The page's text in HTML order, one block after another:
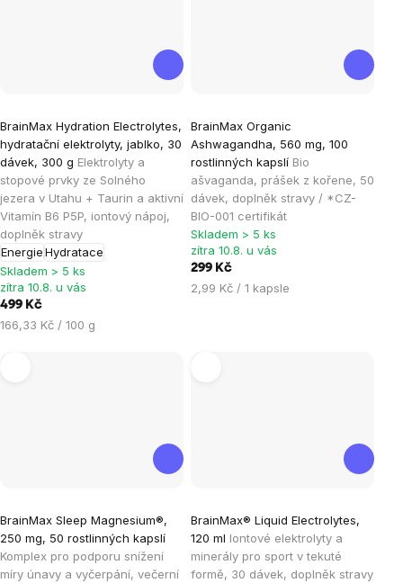
BrainMax Hydration Electrolytes,
hydratační elektrolyty, jablko, 30
dávek, 300 g Elektrolyty a
stopové prvky ze Solného
jezera v Utahu + Taurin a aktivní
Vitamín B6 P5P, iontový nápoj,
doplněk stravy
EnergieHydratace
hodnocení
produktu
je
4,8
z
5
hvězdiček.
Skladem > 5 ks
zítra 10.8. u vás
499 Kč
Měrná
166,33 Kč / 100 g
BrainMax Organic
Ashwagandha, 560 mg, 100
rostlinných kapslí Bio
ašvaganda, prášek z kořene, 50
dávek, doplněk stravy / *CZ-
BIO-001 certifikát
hodnocení
produktu
je
5,0
z
5
hvězdiček.
Skladem > 5 ks
zítra 10.8. u vás
299 Kč
Měrná
2,99 Kč / 1 kapsle
BrainMax Sleep Magnesium®,
250 mg, 50 rostlinných kapslí
Komplex pro podporu snížení
míry únavy a vyčerpání, večerní
hodnocení
produktu
je
BrainMax® Liquid Electrolytes,
120 ml Iontové elektrolyty a
minerály pro sport v tekuté
formě, 30 dávek, doplněk stravy
hodnocení
produktu
je